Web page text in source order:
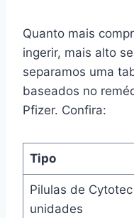
Quanto mais
ingerir, mais alto
separamos uma
baseados no
Pfizer. Confira:
Tipo
Pilulas de
unidades